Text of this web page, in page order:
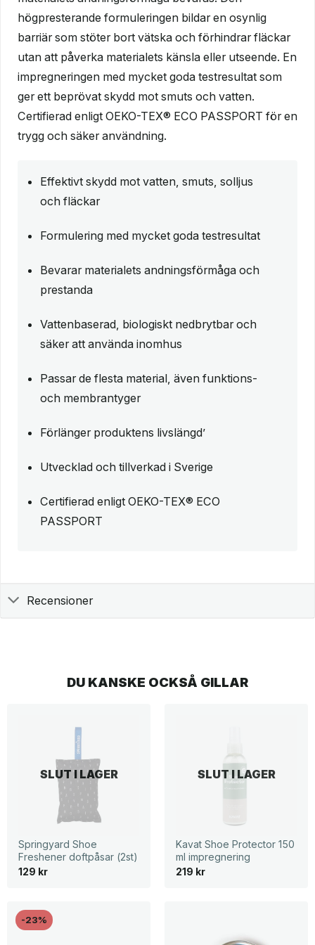
högpresterande formuleringen bildar en osynlig
barriär som stöter bort vätska och förhindrar fläckar
utan att påverka materialets känsla eller utseende. En
impregneringen med mycket goda testresultat som
ger ett beprövat skydd mot smuts och vatten.
Certifierad enligt OEKO-TEX® ECO PASSPORT för en
trygg och säker användning.
Effektivt skydd mot vatten, smuts, solljus
och fläckar
Formulering med mycket goda testresultat
Bevarar materialets andningsförmåga och
prestanda
Vattenbaserad, biologiskt nedbrytbar och
säker att använda inomhus
Passar de flesta material, även funktions-
och membrantyger
Förlänger produktens livslängd’
Utvecklad och tillverkad i Sverige
Certifierad enligt OEKO-TEX® ECO
PASSPORT
Recensioner
DU KANSKE OCKSÅ GILLAR
SLUT I LAGER
Springyard Shoe
Freshener doftpåsar (2st)
129 kr
SLUT I LAGER
Kavat Shoe Protector 150
ml impregnering
219 kr
-23%